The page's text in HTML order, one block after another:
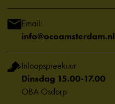
Email:
info@ocoamsterdam.nl
Inloopspreekuur
Dinsdag 15.00-17.00
OBA Osdorp